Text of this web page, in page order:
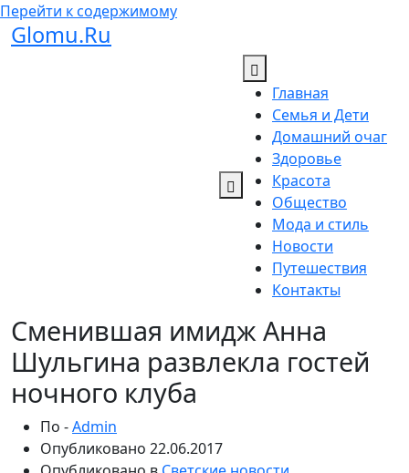
Перейти к содержимому
Glomu.Ru
Главная
Семья и Дети
Домашний очаг
Здоровье
Красота
Общество
Мода и стиль
Новости
Путешествия
Контакты
Сменившая имидж Анна
Шульгина развлекла гостей
ночного клуба
По -Admin
Опубликовано 22.06.2017